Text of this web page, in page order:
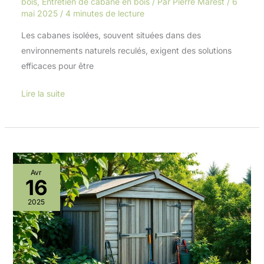
mai 2025 / 4 minutes de lecture
Les cabanes isolées, souvent situées dans des
environnements naturels reculés, exigent des solutions
efficaces pour être
Lire la suite
Avr
16
2025
Lutte
contre
les
nuisibles
dans
les